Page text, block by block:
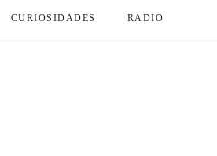
CURIOSIDADES RADIO